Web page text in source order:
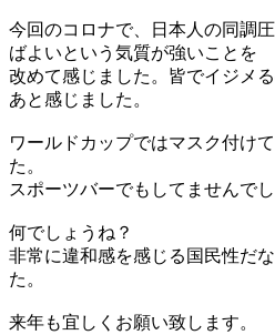
今回のコロナで、日本人の同調
ばよいという気質が強いことを
改めて感じました。皆でイジメ
あと感じました。
ワールドカップではマスク付け
た。
スポーツバーでもしてませんでし
何でしょうね？
非常に違和感を感じる国民性だ
た。
来年も宜しくお願い致します。